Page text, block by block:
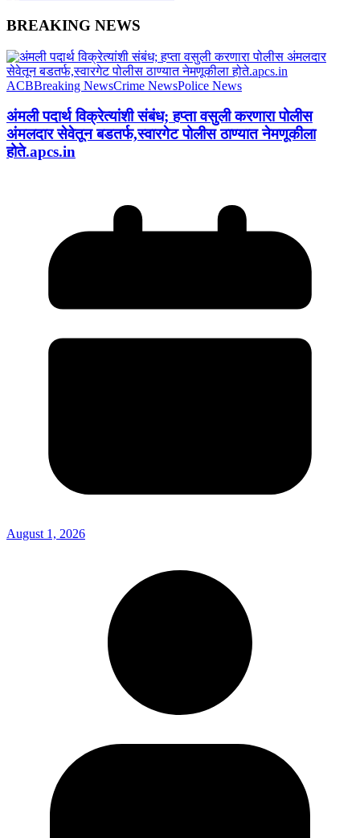
BREAKING NEWS
ACBBreaking NewsCrime NewsPolice News
अंमली पदार्थ विक्रेत्यांशी संबंध; हप्ता वसुली करणारा पोलीस
अंमलदार सेवेतून बडतर्फ,स्वारगेट पोलीस ठाण्यात नेमणूकीला
होते.apcs.in
August 1, 2026